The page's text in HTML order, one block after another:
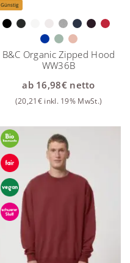
Günstig
B&C Organic Zipped Hood
WW36B
ab 16,98€netto
(20,21€ inkl. 19% MwSt.)